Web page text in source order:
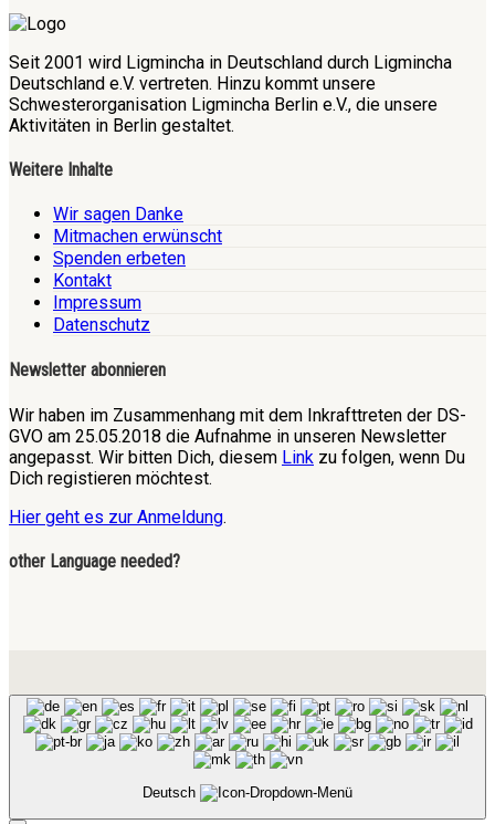
Seit 2001 wird Ligmincha in Deutschland durch Ligmincha
Deutschland e.V. vertreten. Hinzu kommt unsere
Schwesterorganisation Ligmincha Berlin e.V., die unsere
Aktivitäten in Berlin gestaltet.
Weitere Inhalte
Wir sagen Danke
Mitmachen erwünscht
Spenden erbeten
Kontakt
Impressum
Datenschutz
Newsletter abonnieren
Wir haben im Zusammenhang mit dem Inkrafttreten der DS-
GVO am 25.05.2018 die Aufnahme in unseren Newsletter
angepasst. Wir bitten Dich, diesem Link zu folgen, wenn Du
Dich registieren möchtest.
Hier geht es zur Anmeldung.
other Language needed?
Deutsch